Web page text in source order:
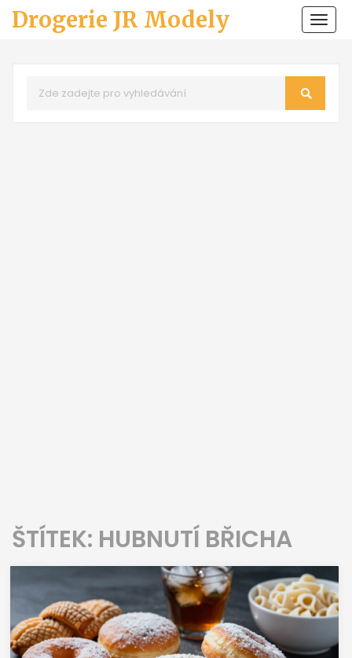
Drogerie JR Modely
ŠTÍTEK: HUBNUTÍ BŘICHA